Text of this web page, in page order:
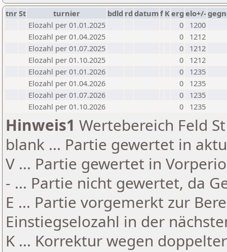
tnrSt turnier bdld rd datumf Kerg elo+/-
Elozahl per 01.01.2025
0
1200
Elozahl per 01.04.2025
0
1212
Elozahl per 01.07.2025
0
1212
Elozahl per 01.10.2025
0
1212
Elozahl per 01.01.2026
0
1235
Elozahl per 01.04.2026
0
1235
Elozahl per 01.07.2026
0
1235
Elozahl per 01.10.2026
0 1235
Hinweis1 Wertebereich Feld
blank ... Partie gewertet in
V ... Partie gewertet in
- ... Partie nicht gewertet, da
E ... Partie vorgemerkt zur
Einstiegselozahl in der
K ... Korrektur wegen